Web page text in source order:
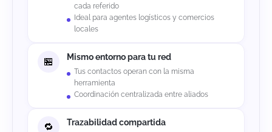
cada referido
Ideal para agentes logísticos y comercios
locales
Mismo entorno para tu red
Tus contactos operan con la misma
herramienta
Coordinación centralizada entre aliados
Trazabilidad compartida